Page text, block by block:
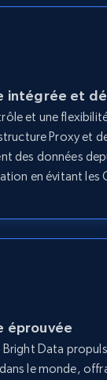
listing
on zillow
HomeStatus,
Use url, Title,
and more.
intégrée et
et une
Proxy et
des données
en évitant les
éprouvée
Bright Data
le monde,